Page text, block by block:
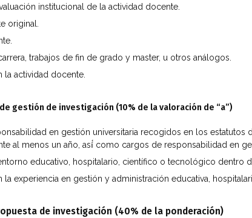
institucional de la actividad docente.
original.
trabajos de fin de grado y master, u otros análogos.
actividad docente.
gestión de investigación (10% de la valoración de “a”)
en gestión universitaria recogidos en los estatutos
al menos un año, así́ como cargos de responsabilidad en
educativo, hospitalario, científico o tecnológico dentro
experiencia en gestión y administración educativa,
de investigación (40% de la ponderación)